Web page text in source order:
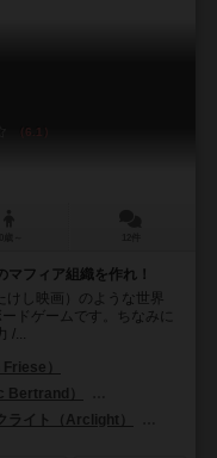
6.1
フィア組織を作れ！
けし映画）のような世界
ドゲームです。ちなみに
/...
）
Bertrand）
ライト（Arclight）